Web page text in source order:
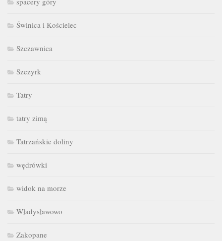
Świnica i Kościelec
Szczawnica
Szczyrk
Tatry
tatry zimą
Tatrzańskie doliny
wędrówki
widok na morze
Władysławowo
Zakopane